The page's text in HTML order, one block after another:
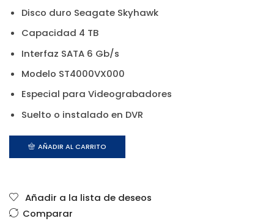
Disco duro Seagate Skyhawk
Capacidad 4 TB
Interfaz SATA 6 Gb/s
Modelo ST4000VX000
Especial para Videograbadores
Suelto o instalado en DVR
AÑADIR AL CARRITO
Añadir a la lista de deseos
Comparar